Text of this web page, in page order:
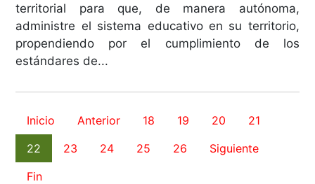
territorial para que, de manera autónoma,
administre el sistema educativo en su territorio,
propendiendo por el cumplimiento de los
estándares de...
Inicio Anterior 18 19 20
21
22
23 24 25 26
Siguiente
Fin